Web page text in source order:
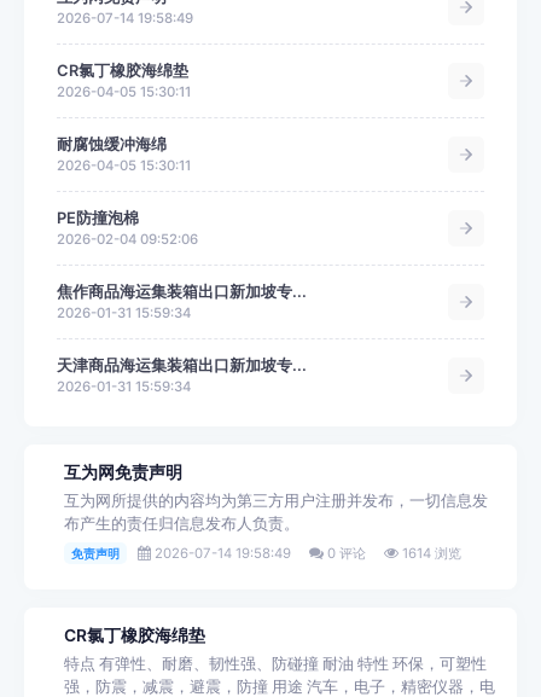
2026-07-14 19:58:49
CR氯丁橡胶海绵垫
2026-04-05 15:30:11
耐腐蚀缓冲海绵
2026-04-05 15:30:11
PE防撞泡棉
2026-02-04 09:52:06
焦作商品海运集装箱出口新加坡专...
2026-01-31 15:59:34
天津商品海运集装箱出口新加坡专...
2026-01-31 15:59:34
互为网免责声明
互为网所提供的内容均为第三方用户注册并发布，一切信息发
布产生的责任归信息发布人负责。
免责声明 2026-07-14 19:58:49 0 评论 1614 浏览
CR氯丁橡胶海绵垫
特点 有弹性、耐磨、韧性强、防碰撞 耐油 特性 环保，可塑性
强，防震，减震，避震，防撞 用途 汽车，电子，精密仪器，电